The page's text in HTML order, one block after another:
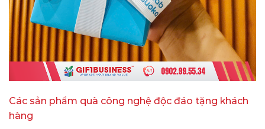
Các sản phẩm quà công nghệ độc đáo tặng khách
hàng